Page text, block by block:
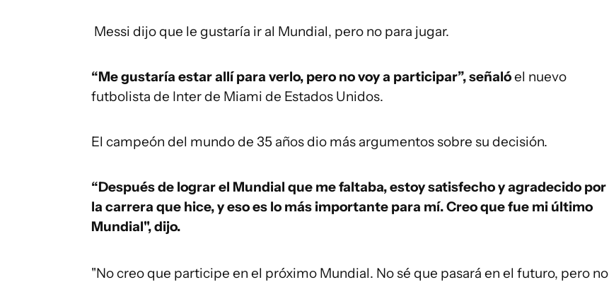
Messi dijo que le gustaría ir al Mundial, pero no para jugar.
“Me gustaría estar allí para verlo, pero no voy a participar”, señalóel nuevo
futbolista de Inter de Miami de Estados Unidos.
El campeón del mundo de 35 años dio más argumentos sobre su decisión.
“Después de lograr el Mundial que me faltaba, estoy satisfecho y agradecido por
la carrera que hice, y eso es lo más importante para mí. Creo que fue mi último
Mundial", dijo.
"No creo que participe en el próximo Mundial. No sé que pasará en el futuro, pero no